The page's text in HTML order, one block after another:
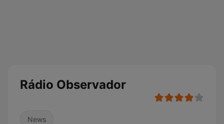
Rádio Observador
News